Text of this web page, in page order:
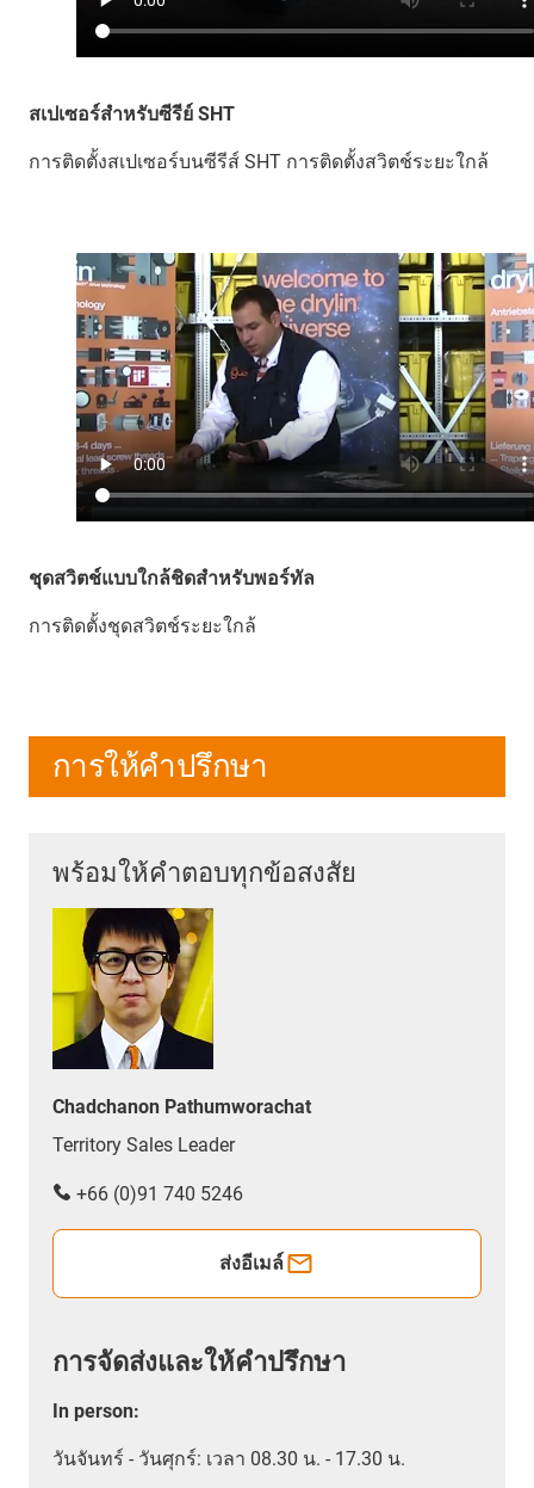
สเปเซอร์สำหรับซีรีย์ SHT
การติดตั้งสเปเซอร์บนซีรีส์ SHT การติดตั้งสวิตช์ระยะใกล้
ชุดสวิตช์แบบใกล้ชิดสำหรับพอร์ทัล
การติดตั้งชุดสวิตช์ระยะใกล้
การให้คำปรึกษา
พร้อมให้คำตอบทุกข้อสงสัย
Chadchanon Pathumworachat
Territory Sales Leader
+66 (0)91 740 5246
ส่งอีเมล์
การจัดส่งและให้คำปรึกษา
In person:
วันจันทร์ - วันศุกร์: เวลา 08.30 น. - 17.30 น.